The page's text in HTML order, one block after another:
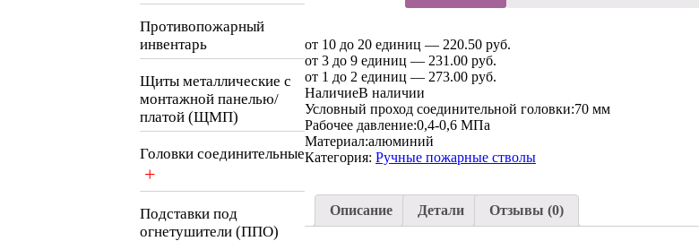
Противопожарный
инвентарь
Щиты металлические с
монтажной панелью/
платой (ЩМП)
Головки соединительные
+
Подставки под
огнетушители (ППО)
от 10 до 20 единиц — 220.50 руб.
от 3 до 9 единиц — 231.00 руб.
от 1 до 2 единиц — 273.00 руб.
НаличиеВ наличии
Условный проход соединительной головки:70 мм
Рабочее давление:0,4-0,6 МПа
Материал:алюминий
Категория: Ручные пожарные стволы
Описание Детали Отзывы (0)